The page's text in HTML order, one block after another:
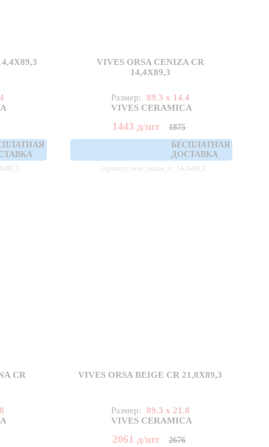
VIVES ORSA CENIZA CR
14,4X89,3
Размер:
89.3 x 14.4
VIVES CERAMICA
1443 д/шт
1875
БЕСПЛАТНАЯ
ДОСТАВКА
Артикул: orsa_ceniza_cr_14,4x89,3
CR
VIVES ORSA BEIGE CR 21,8X89,3
Размер:
89.3 x 21.8
VIVES CERAMICA
2061 д/шт
2676